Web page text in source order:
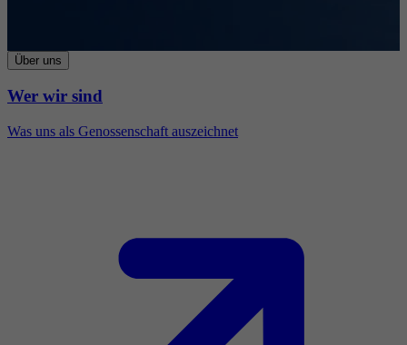
Über uns
Wer wir sind
Was uns als Genossenschaft auszeichnet